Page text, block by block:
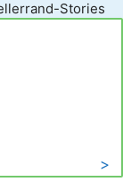
Stories
>